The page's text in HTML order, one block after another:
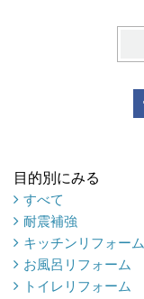
目的別にみる
すべて
耐震補強
キッチンリフォーム
お風呂リフォーム
トイレリフォーム